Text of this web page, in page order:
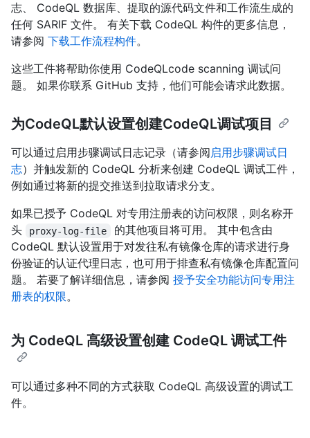
志、 CodeQL 数据库、提取的源代码文件和工作流生成的
任何 SARIF 文件。 有关下载 CodeQL 构件的更多信息，
请参阅 下载工作流程构件。
这些工件将帮助你使用 CodeQLcode scanning 调试问
题。 如果你联系 GitHub 支持，他们可能会请求此数据。
为CodeQL默认设置创建CodeQL调试项目
可以通过启用步骤调试日志记录（请参阅启用步骤调试日
志）并触发新的 CodeQL 分析来创建 CodeQL 调试工件，
例如通过将新的提交推送到拉取请求分支。
如果已授予 CodeQL 对专用注册表的访问权限，则名称开
头
proxy-log-file
的其他项目将可用。 其中包含由
CodeQL 默认设置用于对发往私有镜像仓库的请求进行身
份验证的认证代理日志，也可用于排查私有镜像仓库配置问
题。 若要了解详细信息，请参阅 授予安全功能访问专用注
册表的权限。
为 CodeQL 高级设置创建 CodeQL 调试工件
可以通过多种不同的方式获取 CodeQL 高级设置的调试工
件。